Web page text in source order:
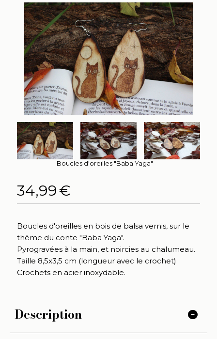
Boucles d'oreilles "Baba Yaga"
34,99€
Boucles d'oreilles en bois de balsa vernis, sur le
thème du conte "Baba Yaga".
Pyrogravées à la main, et noircies au chalumeau.
Taille 8,5x3,5 cm (longueur avec le crochet)
Crochets en acier inoxydable.
Description